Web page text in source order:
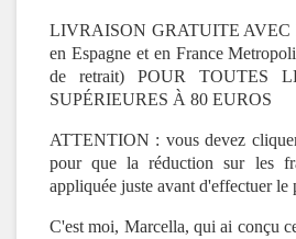
LIVRAISON GRATUITE
en Espagne et en France
de retrait) POUR TOUTES
SUPÉRIEURES À 80 EUROS
ATTENTION : vous devez
pour que la réduction sur les
appliquée juste avant d'effectuer le
C'est moi, Marcella, qui ai conçu